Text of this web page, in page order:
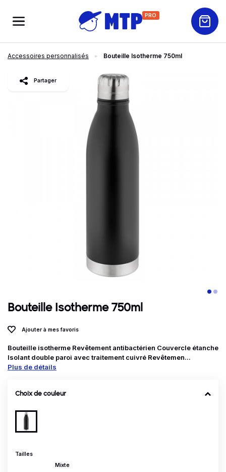
PRO
Accessoires personnalisés Bouteille Isotherme 750ml
Bouteille Isotherme 750ml
Ajouter à mes favoris
Bouteille isotherme Revêtement antibactérien Couvercle étanche
Isolant double paroi avec traitement cuivré Revêtemen...
Plus de détails
Choix de couleur
Tailles
Mixte
Partager
slide1